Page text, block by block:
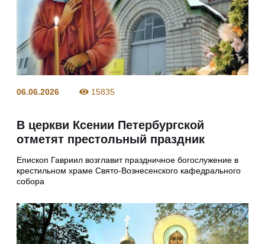
06.06.2026 15835
В церкви Ксении Петербургской
отметят престольный праздник
Епископ Гавриил возглавит праздничное богослужение в
крестильном храме Свято-Вознесенского кафедрального
собора